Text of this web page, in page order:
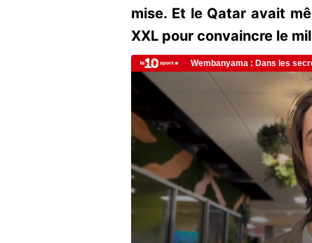
mise. Et le Qatar avait
XXL pour convaincre le